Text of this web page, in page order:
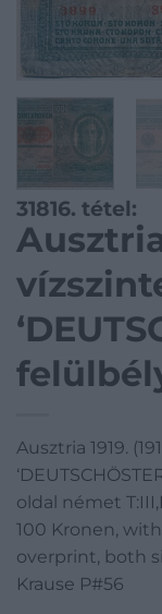
31816. tétel:
Ausztria
T:III,III-
Austria
Ausztria 1919.
oldal német
100 Kronen, with
overprint, both
Krause P#56